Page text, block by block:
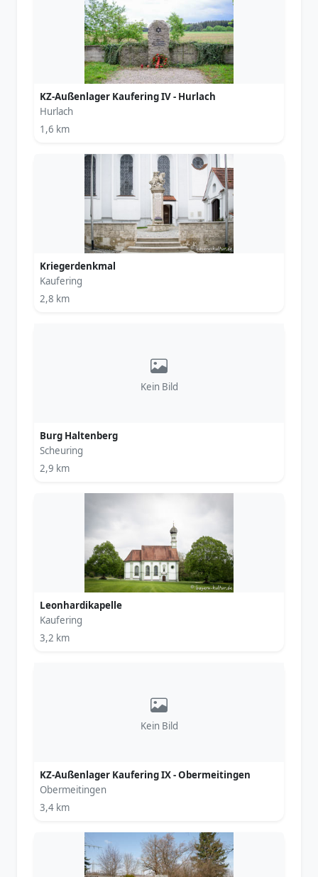
KZ-Außenlager Kaufering IV - Hurlach
Hurlach
1,6 km
Kriegerdenkmal
Kaufering
2,8 km
Kein Bild
Burg Haltenberg
Scheuring
2,9 km
Leonhardikapelle
Kaufering
3,2 km
Kein Bild
KZ-Außenlager Kaufering IX - Obermeitingen
Obermeitingen
3,4 km